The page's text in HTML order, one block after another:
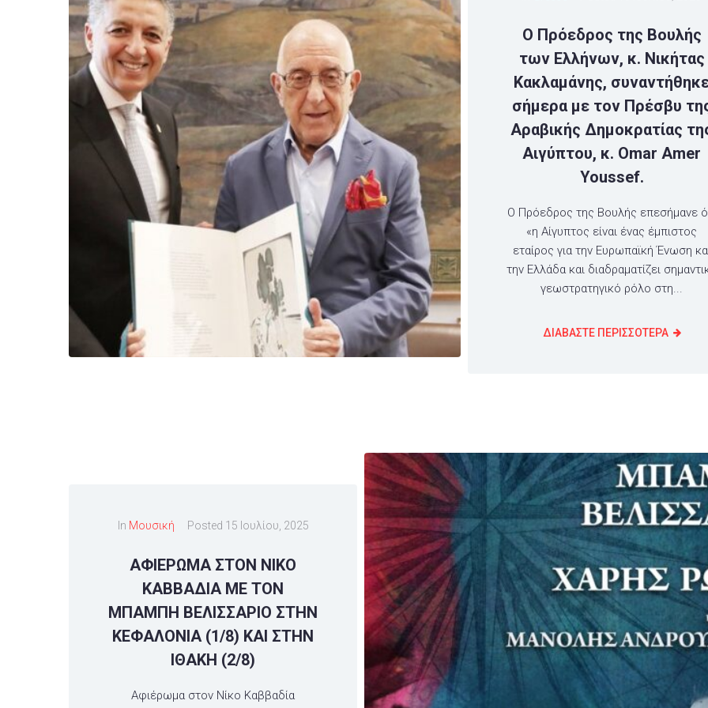
Ο Πρόεδρος της Βουλής
των Ελλήνων, κ. Νικήτας
Κακλαμάνης,
σήμερα με τον Πρέσβυ
Αραβικής Δημοκρατίας
Αιγύπτου, κ. Omar Amer
Youssef.
O Πρόεδρος της Βουλής επεσήμανε
«η Αίγυπτος είναι ένας έμπιστος
εταίρος για την Ευρωπαϊκή Ένωση
την Ελλάδα και διαδραματίζει
γεωστρατηγικό ρόλο στη...
ΔΙΑΒΑΣΤΕ ΠΕΡΙΣΣΟΤΕΡΑ
In Μουσική Posted 15 Ιουλίου, 2025
ΑΦΙΕΡΩΜΑ ΣΤΟΝ ΝΙΚΟ
ΚΑΒΒΑΔΙΑ ΜΕ ΤΟΝ
ΜΠΑΜΠΗ ΒΕΛΙΣΣΑΡΙΟ ΣΤΗΝ
ΚΕΦΑΛΟΝΙΑ (1/8) ΚΑΙ ΣΤΗΝ
ΙΘΑΚΗ (2/8)
Αφιέρωμα στον Νίκο Καββαδία